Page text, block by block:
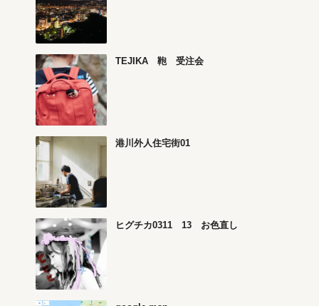
TEJIKA 鞄 受注会
港川外人住宅街01
ヒグチカ0311 13 お色直し